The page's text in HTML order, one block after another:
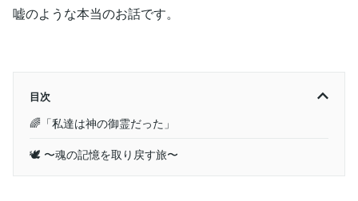
嘘のような本当のお話です。
目次
🌈「私達は神の御霊だった」
🕊 〜魂の記憶を取り戻す旅〜